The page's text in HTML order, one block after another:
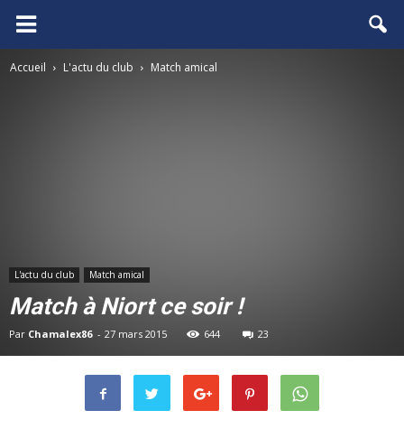
FCGB.net
Accueil L'actu du club Match amical
L'actu du club Match amical
Match à Niort ce soir !
Par Chamalex86 - 27 mars 2015 644 23